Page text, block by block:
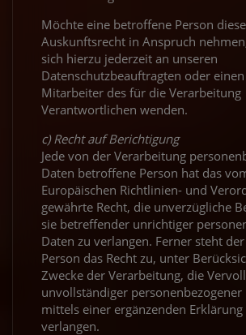
Möchte eine betroffene Person
Auskunftsrecht in Anspruch
sich hierzu jederzeit an unseren
Datenschutzbeauftragten oder
Mitarbeiter des für die Verarbeitung
Verantwortlichen wenden.
c) Recht auf Berichtigung
Jede von der Verarbeitung
Daten betroffene Person hat das
Europäischen Richtlinien- und
gewährte Recht, die unverzügliche
sie betreffender unrichtiger
Daten zu verlangen. Ferner steht
Person das Recht zu, unter
Zwecke der Verarbeitung, die
unvollständiger personenbezogener
mittels einer ergänzenden Erklärung
verlangen.